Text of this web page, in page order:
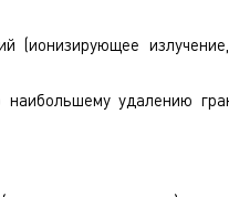
(ионизирующее
удалению